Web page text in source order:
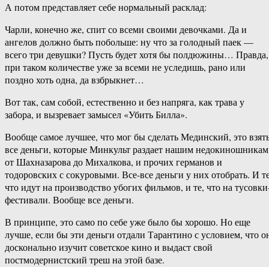
А потом представляет себе нормальный расклад:
Чарли, конечно же, спит со всеми своими девочками. Да и
ангелов должно быть побольше: ну что за голодный паек —
всего три девушки? Пусть будет хотя бы полдюжины… Правда,
при таком количестве уже за всеми не уследишь, рано или
поздно хоть одна, да взбрыкнет…
Вот так, сам собой, естественно и без напряга, как трава у
забора, и вызревает замысел «Убить Билла».
Вообще самое лучшее, что мог бы сделать Мединский, это
все деньги, которые Минкульт раздает нашим
от Шахназарова до Михалкова, и прочих германов и
тодоровских с сокуровыми. Все-все деньги у них отобрать. И
что идут на производство убогих фильмов, и те, что на
фестивали. Вообще все деньги.
В принципе, это само по себе уже было бы хорошо. Но еще
лучше, если бы эти деньги отдали Тарантино с условием, что
досконально изучит советское кино и выдаст свой
постмодернистский треш на этой базе.